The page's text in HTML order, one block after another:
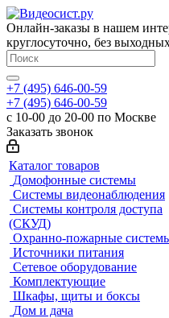
Онлайн-заказы в нашем
круглосуточно, без
+7 (495) 646-00-59
+7 (495) 646-00-59
с 10-00 до 20-00 по Москве
Заказать звонок
Каталог товаров
Домофонные системы
Системы видеонаблюдения
Системы контроля доступа
(СКУД)
Охранно-пожарные
Источники питания
Сетевое оборудование
Комплектующие
Шкафы, щиты и боксы
Дом и дача